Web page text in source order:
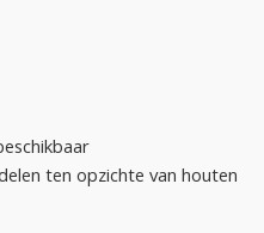
ten opzichte van houten